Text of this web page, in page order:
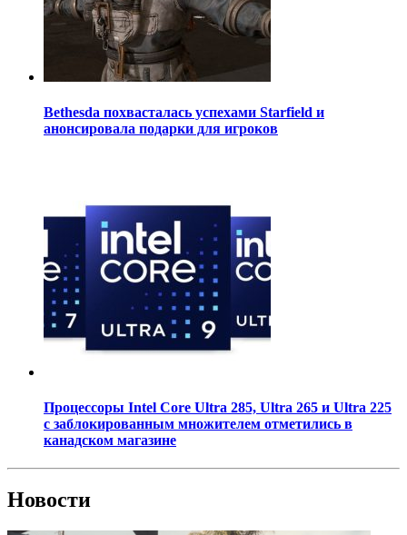
Bethesda похвасталась успехами Starfield и
анонсировала подарки для игроков
Процессоры Intel Core Ultra 285, Ultra 265 и Ultra 225
с заблокированным множителем отметились в
канадском магазине
Новости